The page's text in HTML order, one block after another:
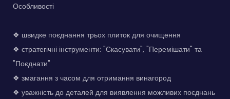
Особливості
❖ швидке поєднання трьох плиток для очищення
❖ стратегічні інструменти: "Скасувати", "Перемішати" та
"Поєднати"
❖ змагання з часом для отримання винагород
❖ уважність до деталей для виявлення можливих поєднань